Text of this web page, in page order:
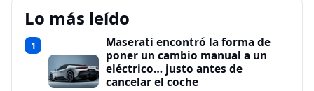
Lo más leído
1
Maserati encontró la forma de
poner un cambio manual a un
eléctrico… justo antes de
cancelar el coche